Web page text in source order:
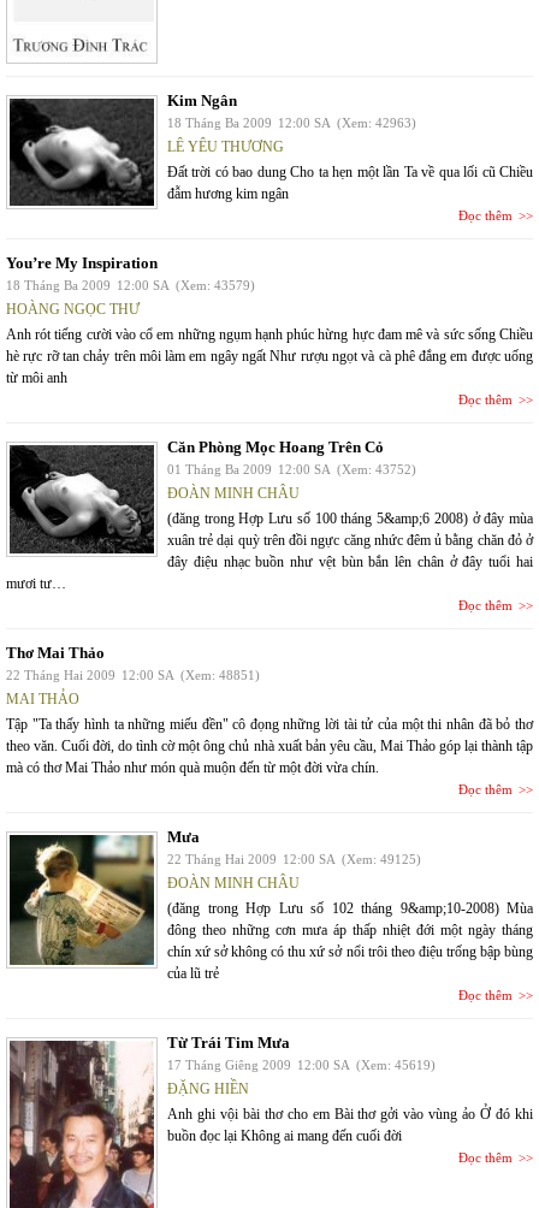
Kim Ngân
18 Tháng Ba 2009 12:00 SA (Xem: 42963)
LÊ YÊU THƯƠNG
Đất trời có bao dung Cho ta hẹn một lần Ta về qua lối cũ Chiều
đẫm hương kim ngân
Đọc thêm
You’re My Inspiration
18 Tháng Ba 2009 12:00 SA (Xem: 43579)
HOÀNG NGỌC THƯ
Anh rót tiếng cười vào cổ em những ngụm hạnh phúc hừng hực đam mê và sức sống Chiều
hè rực rỡ tan chảy trên môi làm em ngây ngất Như rượu ngọt và cà phê đắng em được uống
từ môi anh
Đọc thêm
Căn Phòng Mọc Hoang Trên Cỏ
01 Tháng Ba 2009 12:00 SA (Xem: 43752)
ĐOÀN MINH CHÂU
(đăng trong Hợp Lưu số 100 tháng 5&amp;6 2008) ở đây mùa
xuân trẻ dại quỳ trên đồi ngực căng nhức đêm ủ bằng chăn đỏ ở
đây điệu nhạc buồn như vệt bùn bắn lên chân ở đây tuổi hai
mươi tư…
Đọc thêm
Thơ Mai Thảo
22 Tháng Hai 2009 12:00 SA (Xem: 48851)
MAI THẢO
Tập "Ta thấy hình ta những miếu đền" cô đọng những lời tài tử của một thi nhân đã bỏ thơ
theo văn. Cuối đời, do tình cờ một ông chủ nhà xuất bản yêu cầu, Mai Thảo góp lại thành tập
mà có thơ Mai Thảo như món quà muộn đến từ một đời vừa chín.
Đọc thêm
Mưa
22 Tháng Hai 2009 12:00 SA (Xem: 49125)
ĐOÀN MINH CHÂU
(đăng trong Hợp Lưu số 102 tháng 9&amp;10-2008) Mùa
đông theo những cơn mưa áp thấp nhiệt đới một ngày tháng
chín xứ sở không có thu xứ sở nổi trôi theo điệu trống bập bùng
của lũ trẻ
Đọc thêm
Từ Trái Tim Mưa
17 Tháng Giêng 2009 12:00 SA (Xem: 45619)
ĐẶNG HIỀN
Anh ghi vội bài thơ cho em Bài thơ gởi vào vùng ảo Ở đó khi
buồn đọc lại Không ai mang đến cuối đời
Đọc thêm